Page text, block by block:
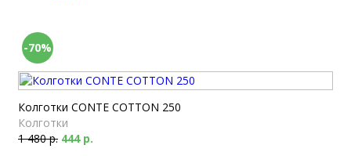
-70%
Колготки CONTE COTTON 250
Колготки
1 480 р. 444 р.